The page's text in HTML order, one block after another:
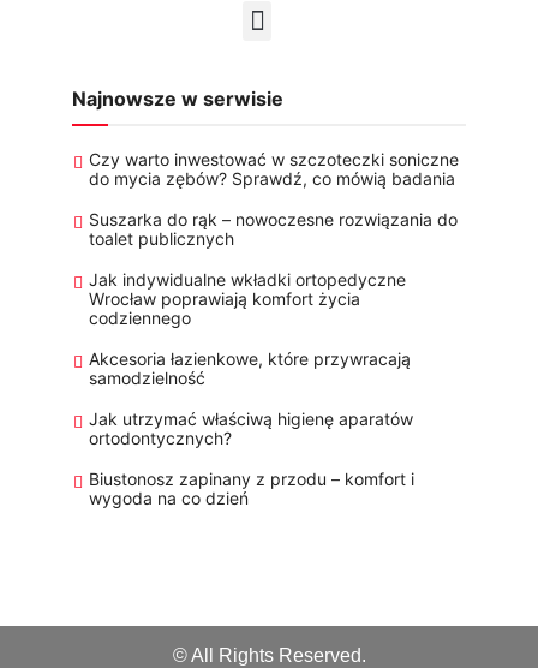
Najnowsze w serwisie
Czy warto inwestować w szczoteczki soniczne
do mycia zębów? Sprawdź, co mówią badania
Suszarka do rąk – nowoczesne rozwiązania do
toalet publicznych
Jak indywidualne wkładki ortopedyczne
Wrocław poprawiają komfort życia
codziennego
Akcesoria łazienkowe, które przywracają
samodzielność
Jak utrzymać właściwą higienę aparatów
ortodontycznych?
Biustonosz zapinany z przodu – komfort i
wygoda na co dzień
© All Rights Reserved.